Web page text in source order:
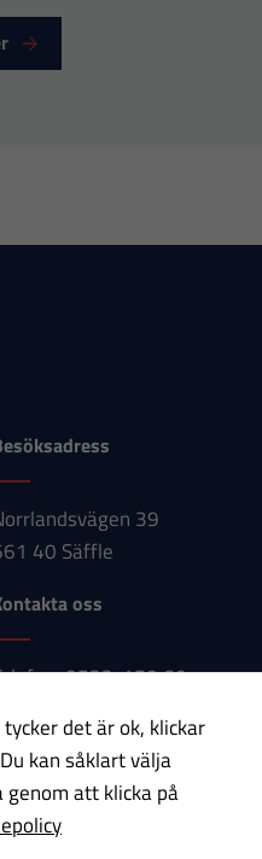
39
40 Säffle
oss
0533-150 60
det är ok, klickar
kan såklart välja
genom att klicka på
Dessa
över huvud
För att vi ska
förbättra
funktionalitet
och
uppbyggnad,
baserat på